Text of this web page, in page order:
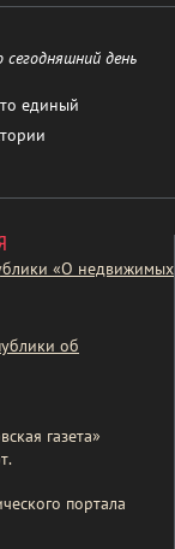
день
единый
«О недвижимых
об
газета»
портала